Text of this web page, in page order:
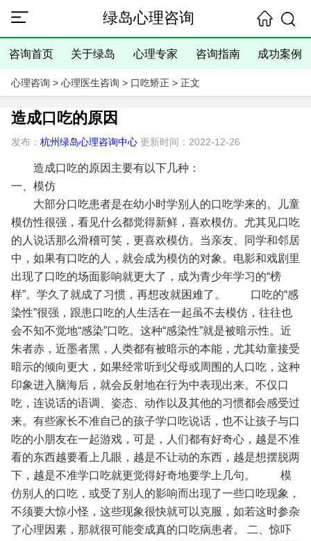
绿岛心理咨询
咨询首页 关于绿岛 心理专家 咨询指南 成功案例
心理咨询 > 心理医生咨询 > 口吃矫正 > 正文
造成口吃的原因
发布： 杭州绿岛心理咨询中心更新时间：2022-12-26
造成口吃的原因主要有以下几种：
一、模仿
大部分口吃患者是在幼小时学别人的口吃学来的。儿童
模仿性很强，看见什么都觉得新鲜，喜欢模仿。尤其见口吃
的人说话那么滑稽可笑，更喜欢模仿。当亲友、同学和邻居
中，如果有口吃的人，就会成为模仿的对象。电影和戏剧里
出现了口吃的场面影响就更大了，成为青少年学习的“榜
样”。学久了就成了习惯，再想改就困难了。
口吃的“感
染性”很强，跟患口吃的人生活在一起虽不去模仿，往往也
会不知不觉地“感染”口吃。这种“感染性”就是被暗示性。近
朱者赤，近墨者黑，人类都有被暗示的本能，尤其幼童接受
暗示的倾向更大，如果经常听到父母或周围的人口吃，这种
印象进入脑海后，就会反射地在行为中表现出来。不仅口
吃，连说话的语调、姿态、动作以及其他的习惯都会感受过
来。有些家长不准自己的孩子学口吃说话，也不让孩子与口
吃的小朋友在一起游戏，可是，人们都有好奇心，越是不准
看的东西越要看上几眼，越是不让动的东西，越是想摆脱两
下，越是不准学口吃就更觉得好奇地要学上几句。
模
仿别人的口吃，或受了别人的影响而出现了一些口吃现象，
不须要大惊小怪，这些现象很快就可以克服，如若这时参杂
了心理因素，那就很可能变成真的口吃病患者。
二、惊吓